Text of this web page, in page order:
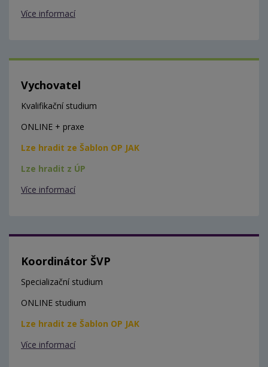
Více informací
Vychovatel
Kvalifikační studium
ONLINE + praxe
Lze hradit ze Šablon OP JAK
Lze hradit z ÚP
Více informací
Koordinátor ŠVP
Specializační studium
ONLINE studium
Lze hradit ze Šablon OP JAK
Více informací